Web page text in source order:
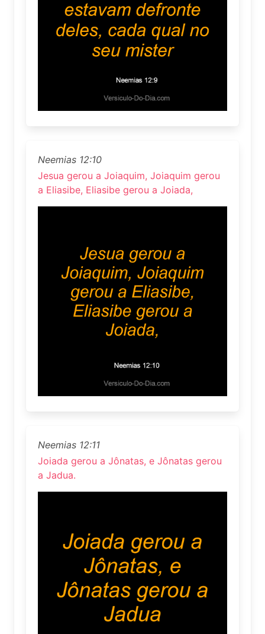
Neemias 12:10
Jesua gerou a Joiaquim, Joiaquim gerou
a Eliasibe, Eliasibe gerou a Joiada,
Neemias 12:11
Joiada gerou a Jônatas, e Jônatas gerou
a Jadua.